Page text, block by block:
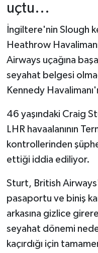
uçtu...
İngiltere'nin Slough
Heathrow
Airways uçağına
seyahat belgesi
Kennedy
46 yaşındaki Craig
LHR havaalanının
kontrollerinden
ettiği iddia ediliyor.
Sturt, British
pasaportu ve biniş
arkasına gizlice
seyahat dönemi
kaçırdığı için